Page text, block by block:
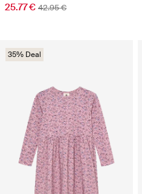
25.77 € 42.95 €
35% Deal